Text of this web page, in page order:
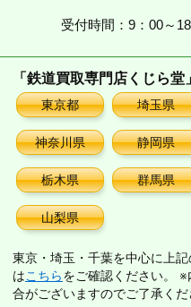
受付時間：9：00～
「鉄道買取専門店くじら
東京都 埼玉県
神奈川県 静岡県
栃木県 群馬県
山梨県
東京・埼玉・千葉を中心に上
はこちらをご確認ください。
合がございますのでご了承くだ